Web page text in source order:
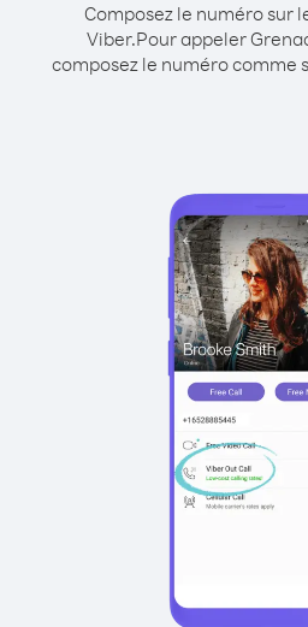
Composez le numéro sur
Viber.Pour appeler
composez le numéro comme